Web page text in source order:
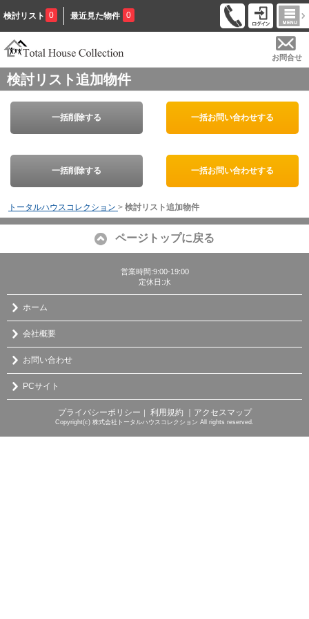
検討リスト 0 最近見た物件 0
お問合せ
検討リスト追加物件
一括削除する 一括お問い合わせする
一括削除する 一括お問い合わせする
トータルハウスコレクション > 検討リスト追加物件
ページトップに戻る
営業時間:9:00-19:00
定休日:水
ホーム
会社概要
お問い合わせ
PCサイト
プライバシーポリシー ｜ 利用規約 ｜アクセスマップ
Copyright(c) 株式会社トータルハウスコレクション All rights reserved.